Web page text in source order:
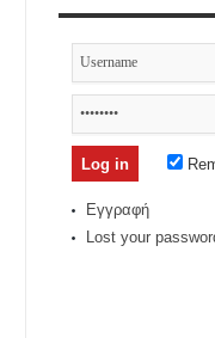
Εγγραφή
Lost your